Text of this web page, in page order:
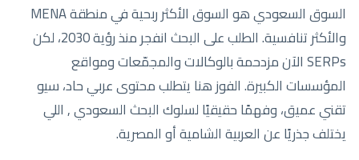
السوق السعودي هو السوق الأكثر ربحية في منطقة MENA
والأكثر تنافسية. الطلب على البحث انفجر منذ رؤية 2030، لكن
SERPs الآن مزدحمة بالوكالات والمجمّعات ومواقع
المؤسسات الكبيرة. الفوز هنا يتطلب محتوى عربي حاد، سيو
تقني عميق، وفهمًا حقيقيًا لسلوك البحث السعودي , اللي
يختلف جذريًا عن العربية الشامية أو المصرية.